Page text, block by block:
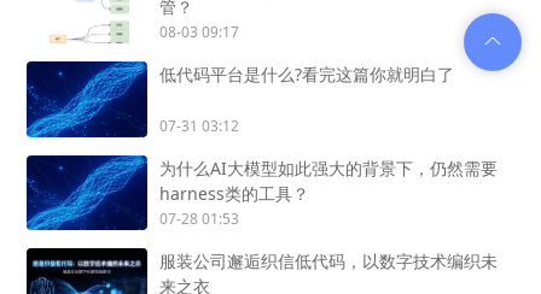
管？
08-03 09:17
低代码平台是什么?看完这篇你就明白了
07-31 03:12
为什么AI大模型如此强大的背景下，仍然需要
harness类的工具？
07-28 01:53
服装公司邂逅织信低代码，以数字技术编织未
来之衣